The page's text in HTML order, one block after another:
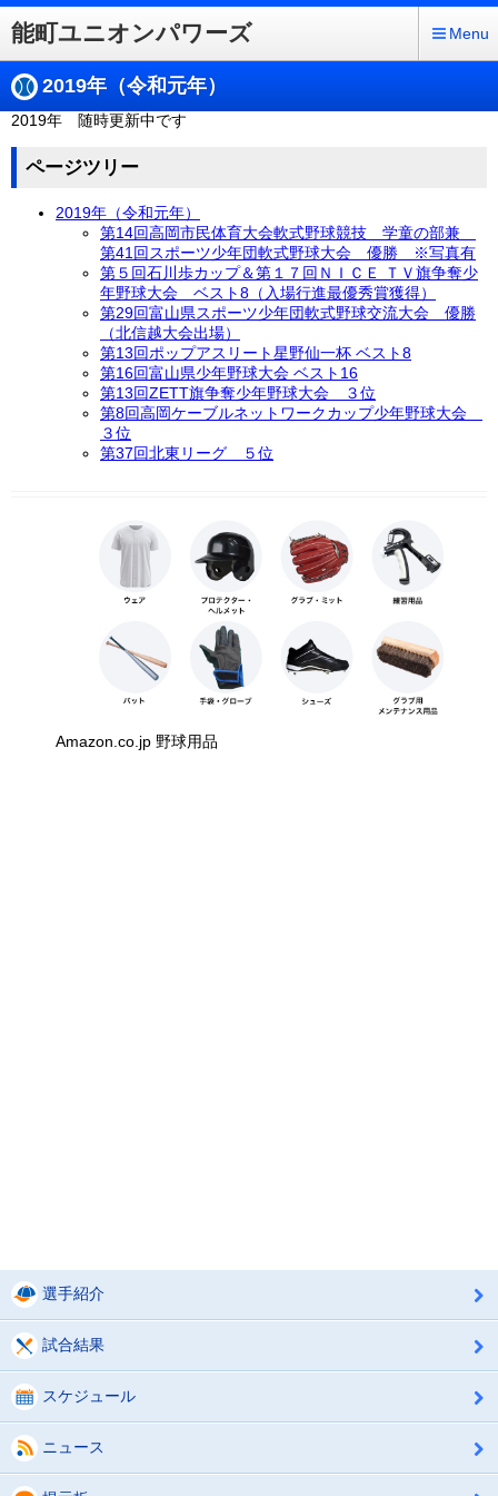
能町ユニオンパワーズ Menu
2019年（令和元年）
2019年 随時更新中です
ページツリー
2019年（令和元年）
第14回高岡市民体育大会軟式野球競技 学童の部兼
第41回スポーツ少年団軟式野球大会 優勝 ※写真有
第５回石川歩カップ＆第１７回ＮＩＣＥ ＴＶ旗争奪少
年野球大会 ベスト8（入場行進最優秀賞獲得）
第29回富山県スポーツ少年団軟式野球交流大会 優勝
（北信越大会出場）
第13回ポップアスリート星野仙一杯 ベスト8
第16回富山県少年野球大会 ベスト16
第13回ZETT旗争奪少年野球大会 ３位
第8回高岡ケーブルネットワークカップ少年野球大会
３位
第37回北東リーグ ５位
Amazon.co.jp 野球用品
選手紹介
試合結果
スケジュール
ニュース